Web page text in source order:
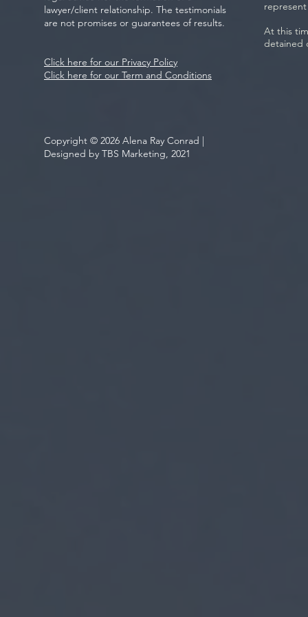
lawyer/client relationship. The testimonials
are not promises or guarantees of results.
Click here for our Privacy Policy
Click here for our Term and Conditions
Copyright © 2026 Alena Ray Conrad |
Designed by TBS Marketing, 2021
At this
detained